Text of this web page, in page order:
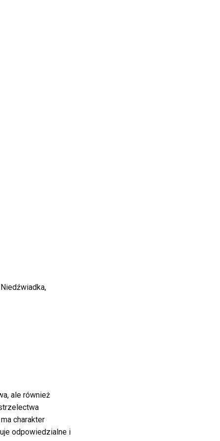
ale również
charakter
odpowiedzialne i